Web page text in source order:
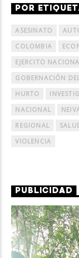
POR
ASESINATO
COLOMBIA
EJERCITO
GOBERNACIÓN
HURTO
NACIONAL
REGIONAL
VIOLENCIA
PUBLICIDAD